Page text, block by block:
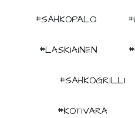
#SÄHKÖPALO
#LASKIAINEN
#SÄHKÖGRILLI
#KOTIVARA